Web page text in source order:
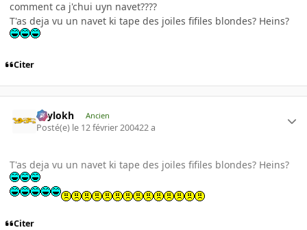
comment ca j'chui uyn navet????
T'as deja vu un navet ki tape des joiles fifiles blondes? Heins?
Citer
Psylokh Ancien
Posté(e) le 12 février 200422 a
T'as deja vu un navet ki tape des joiles fifiles blondes? Heins?
Citer